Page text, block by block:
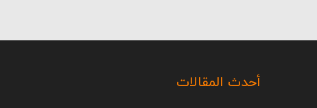
أحدث المقالات